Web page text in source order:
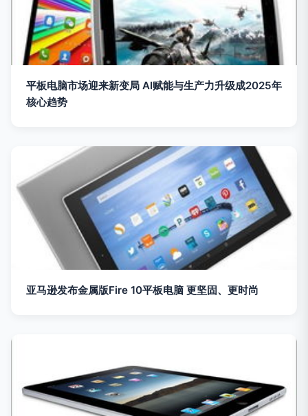
平板电脑市场迎来新变局 AI赋能与生产力升级成2025年
核心趋势
亚马逊发布金属版Fire 10平板电脑 更坚固、更时尚